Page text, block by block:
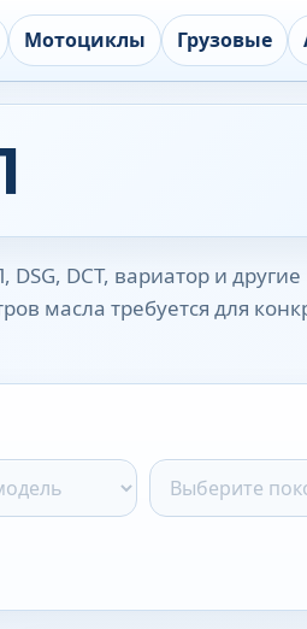
Мотоциклы Грузовые
DCT, вариатор и другие
масла требуется для